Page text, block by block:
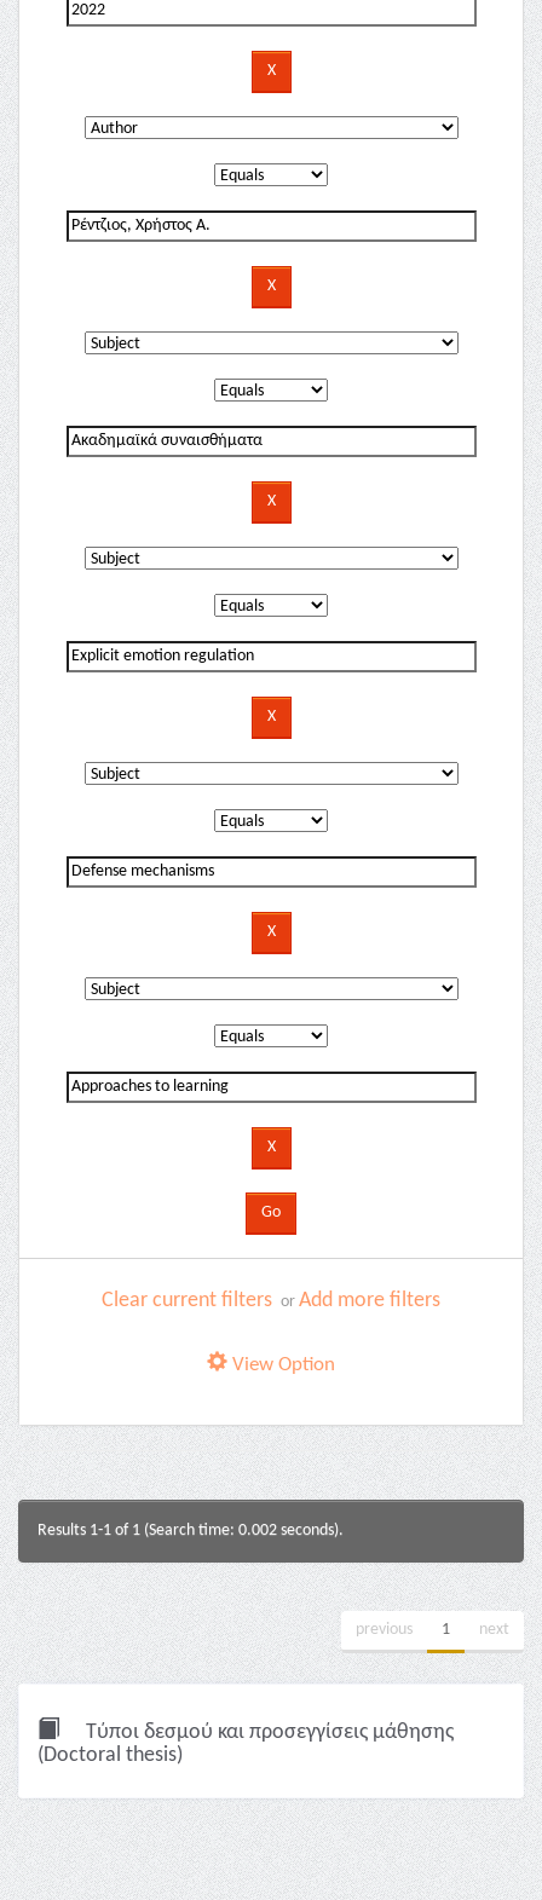
Clear current filters or Add more filters
View Option
Results 1-1 of 1 (Search time: 0.002 seconds).
previous 1 next
Τύποι δεσμού και προσεγγίσεις μάθησης
(Doctoral thesis)